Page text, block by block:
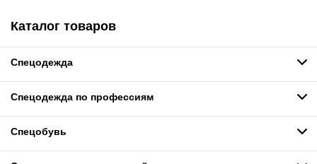
Каталог товаров
Спецодежда
Спецодежда по профессиям
Спецобувь